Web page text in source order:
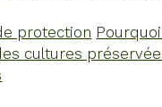
protection
cultures